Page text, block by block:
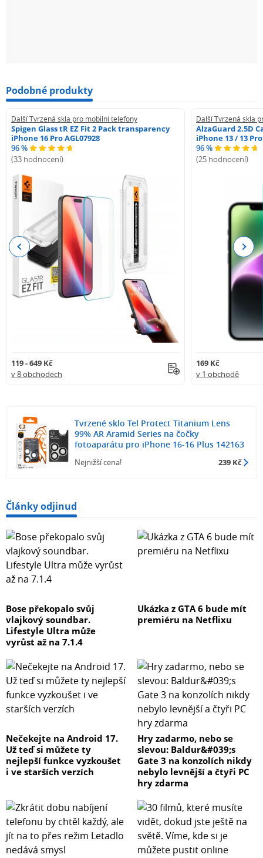
Podobné produkty
Další Tvrzená skla pro mobilní telefony
Spigen Glass tR EZ Fit 2 Pack transparency
iPhone 16 Pro AGL07928
96 %
(33 hodnocení)
119 - 649 Kč
v 8 obchodech
Další Tvrzená skla
AlzaGuard 2.5D
iPhone 13 / 13 Pro
96 %
(25 hodnocení)
169 Kč
v 1 obchodě
Previous Next
Tvrzené sklo Tel Protect Titanium Lens
99% AR Aramid Series na čočky
fotoaparátu pro iPhone 16-16 Plus 142163
Nejnižší cena! 239 Kč
Články odjinud
Bose překopalo svůj
vlajkový soundbar.
Lifestyle Ultra může
vyrůst až na 7.1.4
Ukázka z GTA 6 bude mít
premiéru na Netflixu
Nečekejte na Android 17.
Už teď si můžete ty
nejlepší funkce vyzkoušet
i ve starších verzích
Hry zadarmo, nebo se
slevou: Baldur&#039;s
Gate 3 na konzolích nikdy
nebylo levnější a čtyři PC
hry zdarma